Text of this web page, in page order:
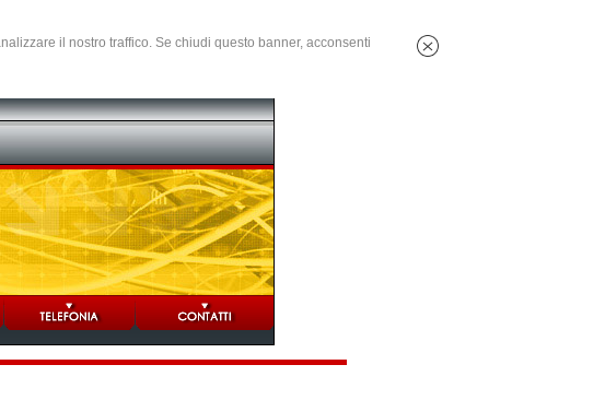
il nostro traffico. Se chiudi questo banner, acconsenti